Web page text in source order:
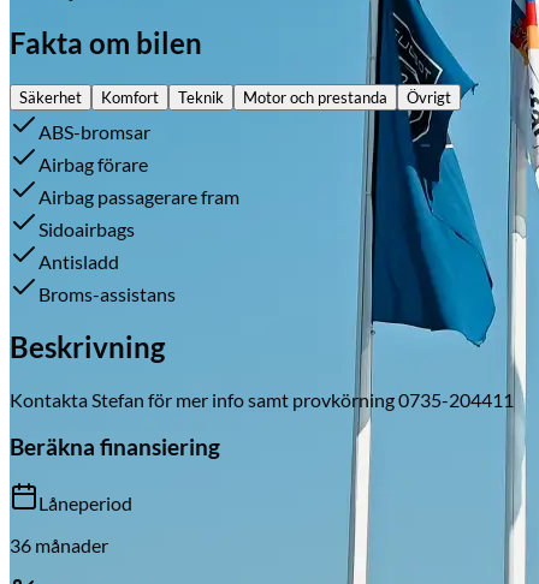
Skadeverkstad
Fakta om bilen
Säkerhet Komfort Teknik Motor och prestanda Övrigt
ABS-bromsar
Airbag förare
Airbag passagerare fram
Sidoairbags
Antisladd
Broms-assistans
Beskrivning
Kontakta Stefan för mer info samt provkörning 0735-204411
Beräkna finansiering
Låneperiod
36 månader